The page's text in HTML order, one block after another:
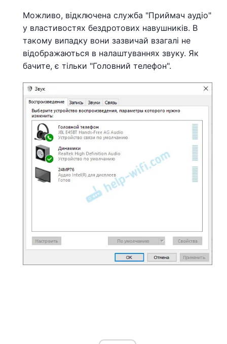
Можливо, відключена служба "Приймач аудіо"
у властивостях бездротових навушників. В
такому випадку вони зазвичай взагалі не
відображаються в налаштуваннях звуку. Як
бачите, є тільки "Головний телефон".